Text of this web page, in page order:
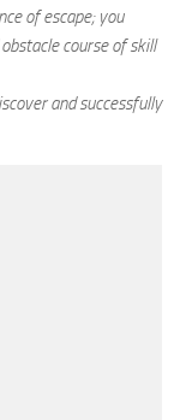
of escape; you
course of skill
and successfully